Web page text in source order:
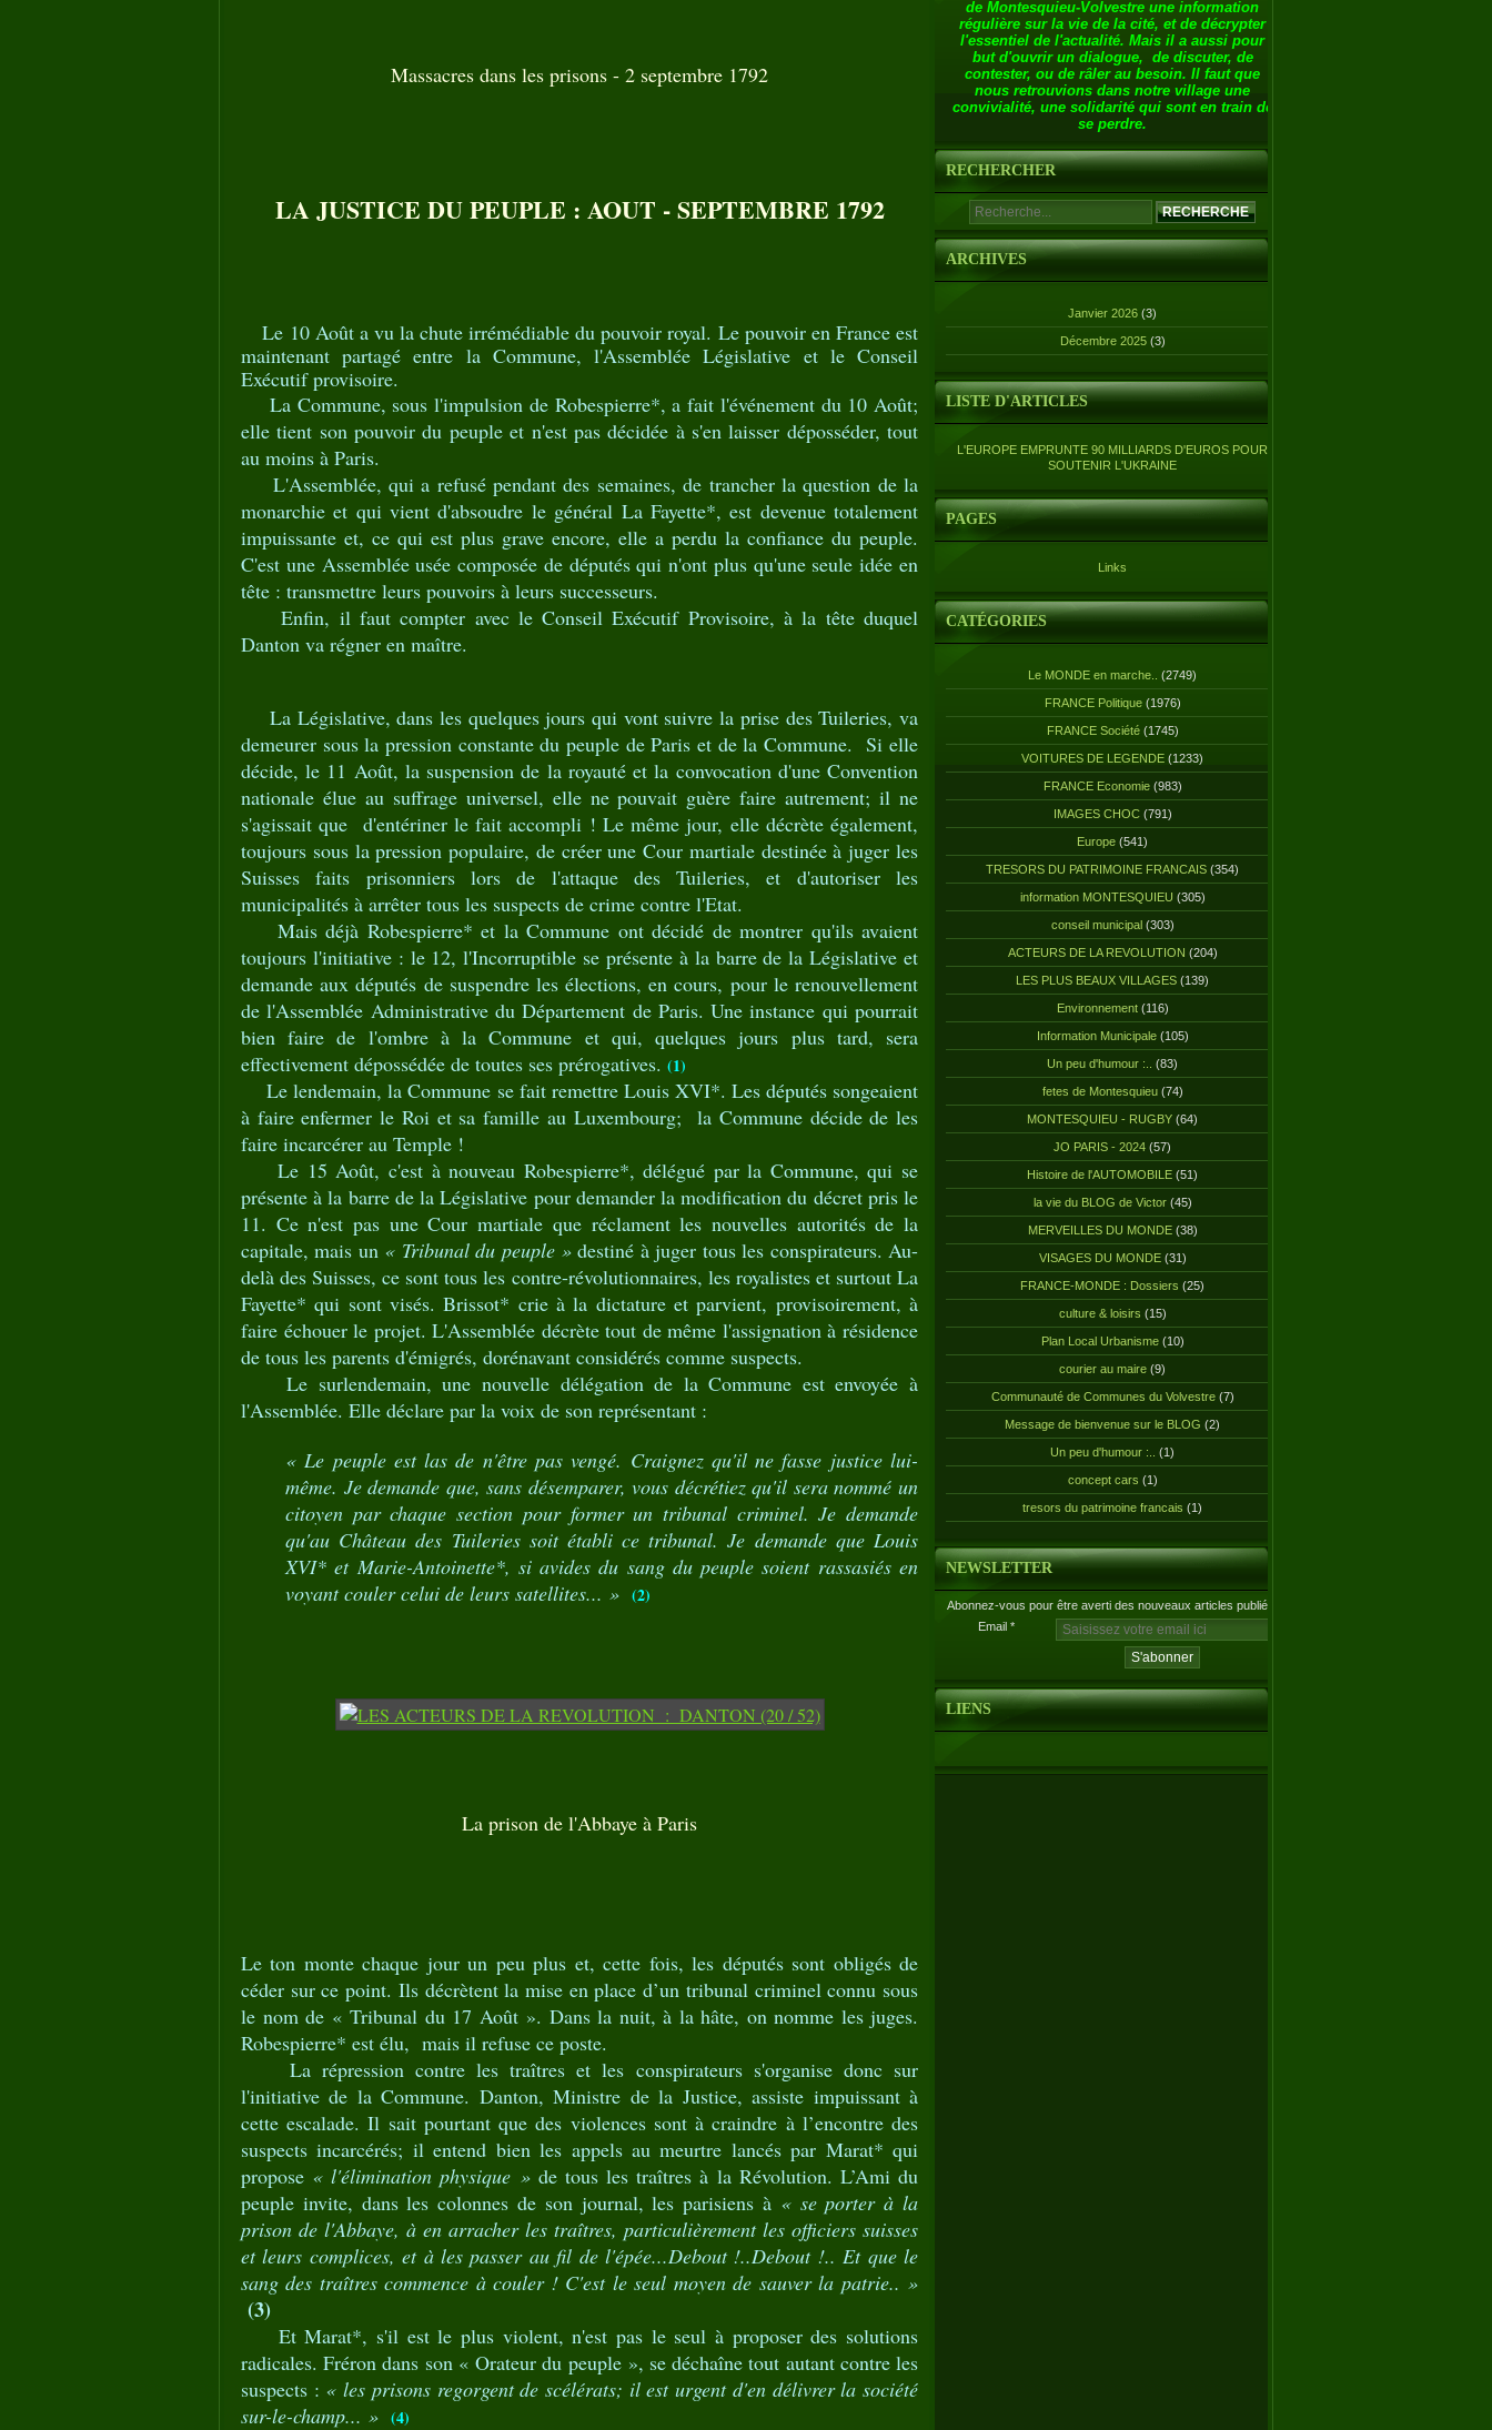
Massacres dans les prisons - 2 septembre 1792
LA JUSTICE DU PEUPLE : AOUT - SEPTEMBRE 1792
Le 10 Août a vu la chute irrémédiable du pouvoir royal. Le pouvoir en France est
maintenant partagé entre la Commune, l'Assemblée Législative et le Conseil
Exécutif provisoire.
La Commune, sous l'impulsion de Robespierre*, a fait l'événement du 10 Août;
elle tient son pouvoir du peuple et n'est pas décidée à s'en laisser déposséder, tout
au moins à Paris.
L'Assemblée, qui a refusé pendant des semaines, de trancher la question de la
monarchie et qui vient d'absoudre le général La Fayette*, est devenue totalement
impuissante et, ce qui est plus grave encore, elle a perdu la confiance du peuple.
C'est une Assemblée usée composée de députés qui n'ont plus qu'une seule idée en
tête : transmettre leurs pouvoirs à leurs successeurs.
Enfin, il faut compter avec le Conseil Exécutif Provisoire, à la tête duquel
Danton va régner en maître.
La Législative, dans les quelques jours qui vont suivre la prise des Tuileries, va
demeurer sous la pression constante du peuple de Paris et de la Commune. Si elle
décide, le 11 Août, la suspension de la royauté et la convocation d'une Convention
nationale élue au suffrage universel, elle ne pouvait guère faire autrement; il ne
s'agissait que d'entériner le fait accompli ! Le même jour, elle décrète également,
toujours sous la pression populaire, de créer une Cour martiale destinée à juger les
Suisses faits prisonniers lors de l'attaque des Tuileries, et d'autoriser les
municipalités à arrêter tous les suspects de crime contre l'Etat.
Mais déjà Robespierre* et la Commune ont décidé de montrer qu'ils avaient
toujours l'initiative : le 12, l'Incorruptible se présente à la barre de la Législative et
demande aux députés de suspendre les élections, en cours, pour le renouvellement
de l'Assemblée Administrative du Département de Paris. Une instance qui pourrait
bien faire de l'ombre à la Commune et qui, quelques jours plus tard, sera
effectivement dépossédée de toutes ses prérogatives. (1)
Le lendemain, la Commune se fait remettre Louis XVI*. Les députés songeaient
à faire enfermer le Roi et sa famille au Luxembourg; la Commune décide de les
faire incarcérer au Temple !
Le 15 Août, c'est à nouveau Robespierre*, délégué par la Commune, qui se
présente à la barre de la Législative pour demander la modification du décret pris le
11. Ce n'est pas une Cour martiale que réclament les nouvelles autorités de la
capitale, mais un « Tribunal du peuple » destiné à juger tous les conspirateurs. Au-
delà des Suisses, ce sont tous les contre-révolutionnaires, les royalistes et surtout La
Fayette* qui sont visés. Brissot* crie à la dictature et parvient, provisoirement, à
faire échouer le projet. L'Assemblée décrète tout de même l'assignation à résidence
de tous les parents d'émigrés, dorénavant considérés comme suspects.
Le surlendemain, une nouvelle délégation de la Commune est envoyée à
l'Assemblée. Elle déclare par la voix de son représentant :
« Le peuple est las de n'être pas vengé. Craignez qu'il ne fasse justice lui-
même. Je demande que, sans désemparer, vous décrétiez qu'il sera nommé un
citoyen par chaque section pour former un tribunal criminel. Je demande
qu'au Château des Tuileries soit établi ce tribunal. Je demande que Louis
XVI* et Marie-Antoinette*, si avides du sang du peuple soient rassasiés en
voyant couler celui de leurs satellites... » (2)
La prison de l'Abbaye à Paris
Le ton monte chaque jour un peu plus et, cette fois, les députés sont obligés de
céder sur ce point. Ils décrètent la mise en place d’un tribunal criminel connu sous
le nom de « Tribunal du 17 Août ». Dans la nuit, à la hâte, on nomme les juges.
Robespierre* est élu, mais il refuse ce poste.
La répression contre les traîtres et les conspirateurs s'organise donc sur
l'initiative de la Commune. Danton, Ministre de la Justice, assiste impuissant à
cette escalade. Il sait pourtant que des violences sont à craindre à l’encontre des
suspects incarcérés; il entend bien les appels au meurtre lancés par Marat* qui
propose « l'élimination physique »de tous les traîtres à la Révolution. L’Ami du
peuple invite, dans les colonnes de son journal, les parisiens à « se porter à la
prison de l'Abbaye, à en arracher les traîtres, particulièrement les officiers suisses
et leurs complices, et à les passer au fil de l'épée...Debout !..Debout !.. Et que le
sang des traîtres commence à couler ! C'est le seul moyen de sauver la patrie.. »
(3)
Et Marat*, s'il est le plus violent, n'est pas le seul à proposer des solutions
radicales. Fréron dans son « Orateur du peuple », se déchaîne tout autant contre les
suspects : « les prisons regorgent de scélérats; il est urgent d'en délivrer la société
sur-le-champ... » (4)
de Montesquieu-Volvestre une information
régulière sur la vie de la cité, et de décrypter
l'essentiel de l'actualité. Mais il a aussi pour
but d'ouvrir un dialogue, de discuter, de
contester, ou de râler au besoin. Il faut que
nous retrouvions dans notre village une
convivialité, une solidarité qui sont en train de
se perdre.
RECHERCHER
ARCHIVES
Janvier 2026 (3)
Décembre 2025 (3)
LISTE D'ARTICLES
L'EUROPE EMPRUNTE 90 MILLIARDS D'EUROS POUR
SOUTENIR L'UKRAINE
PAGES
Links
CATÉGORIES
Le MONDE en marche.. (2749)
FRANCE Politique(1976)
FRANCE Société(1745)
VOITURES DE LEGENDE (1233)
FRANCE Economie(983)
IMAGES CHOC(791)
Europe (541)
TRESORS DU PATRIMOINE FRANCAIS (354)
information MONTESQUIEU (305)
conseil municipal(303)
ACTEURS DE LA REVOLUTION (204)
LES PLUS BEAUX VILLAGES (139)
Environnement(116)
Information Municipale(105)
Un peu d'humour :.. (83)
fetes de Montesquieu(74)
MONTESQUIEU - RUGBY (64)
JO PARIS - 2024 (57)
Histoire de l'AUTOMOBILE (51)
la vie du BLOG de Victor(45)
MERVEILLES DU MONDE(38)
VISAGES DU MONDE(31)
FRANCE-MONDE : Dossiers (25)
culture & loisirs (15)
Plan Local Urbanisme(10)
courier au maire (9)
Communauté de Communes du Volvestre(7)
Message de bienvenue sur le BLOG (2)
Un peu d'humour :.. (1)
concept cars (1)
tresors du patrimoine francais (1)
NEWSLETTER
Abonnez-vous pour être averti des nouveaux articles publiés.
Email
LIENS